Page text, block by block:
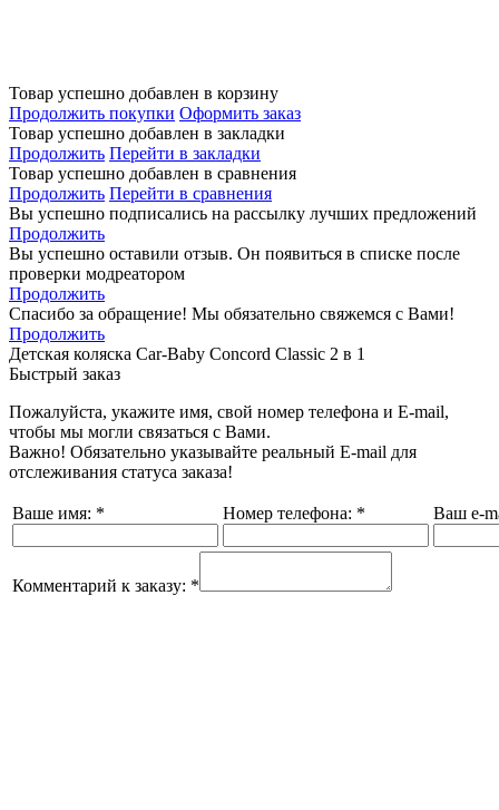
Товар успешно добавлен в корзину
Продолжить покупки Оформить заказ
Товар успешно добавлен в закладки
Продолжить Перейти в закладки
Товар успешно добавлен в сравнения
Продолжить Перейти в сравнения
Вы успешно подписались на рассылку лучших предложений
Продолжить
Вы успешно оставили отзыв. Он появиться в списке после
проверки модреатором
Продолжить
Спасибо за обращение! Мы обязательно свяжемся с Вами!
Продолжить
Детская коляска Car-Baby Concord Classiс 2 в 1
Быстрый заказ
Пожалуйста, укажите имя, свой номер телефона и E-mail,
чтобы мы могли связаться с Вами.
Важно! Обязательно указывайте реальный E-mail для
отслеживания статуса заказа!
Ваше имя: * Номер телефона: * Ваш e-
Комментарий к заказу: *